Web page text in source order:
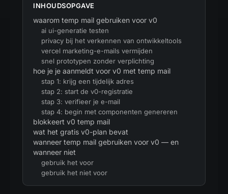
INHOUDSOPGAVE
waarom temp mail gebruiken voor v0
ai ui-generatie testen
privacy bij het verkennen van ontwikkeltools
vercel marketing-e-mails vermijden
snel prototypen zonder verplichting
hoe je je aanmeldt voor v0 met temp mail
stap 1: krijg een tijdelijk adres
stap 2: start de v0-registratie
stap 3: verifieer je e-mail
stap 4: begin met componenten genereren
blokkeert v0 temp mail
wat het gratis v0-plan bevat
wanneer temp mail gebruiken voor v0 — en
wanneer niet
gebruik het voor
gebruik het niet voor